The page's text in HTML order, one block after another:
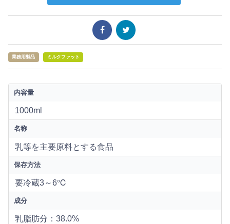
業務用製品 ミルクファット
内容量
1000ml
名称
乳等を主要原料とする食品
保存方法
要冷蔵3～6℃
成分
乳脂肪分：38.0%